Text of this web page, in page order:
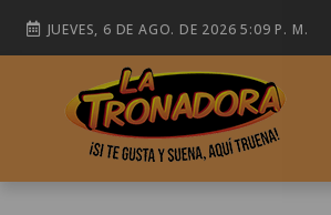
JUEVES, 6 DE AGO. DE 2026 5:09 P. M.